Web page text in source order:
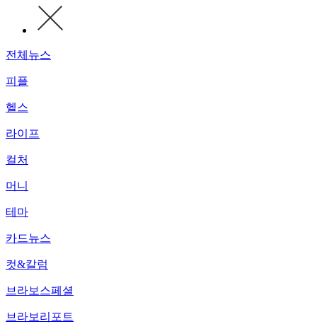
전체뉴스
피플
헬스
라이프
컬처
머니
테마
카드뉴스
컷&칼럼
브라보스페셜
브라보리포트